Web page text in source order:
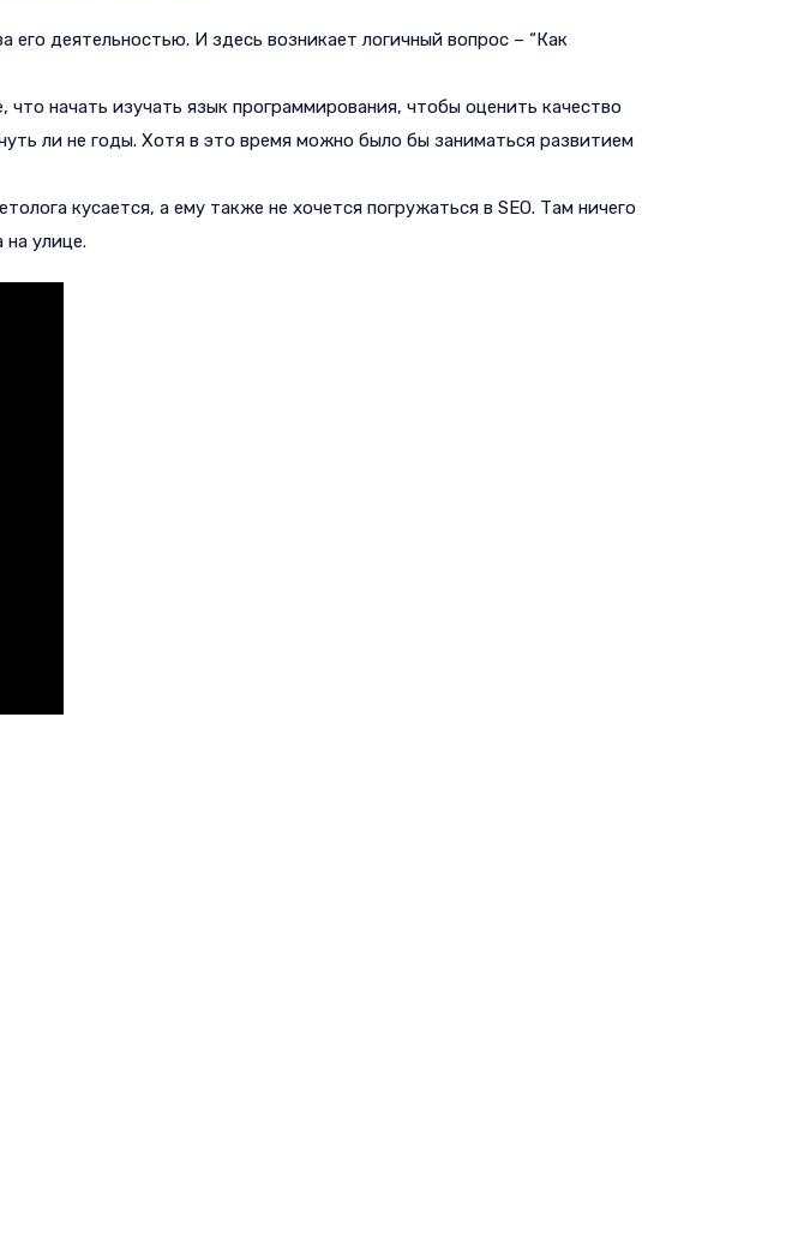
его деятельностью. И здесь возникает логичный вопрос – “Как
начать изучать язык программирования, чтобы оценить качество
ли не годы. Хотя в это время можно было бы заниматься развитием
кусается, а ему также не хочется погружаться в SEO. Там ничего
на улице.